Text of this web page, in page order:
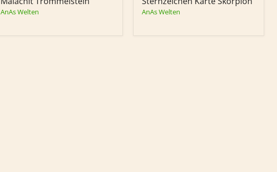
AnAs Welten AnAs Welten